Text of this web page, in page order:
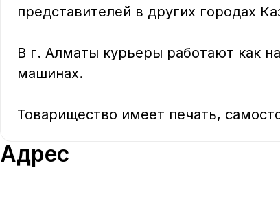
представителей в других городах
В г. Алматы курьеры работают как
машинах.
Товарищество имеет печать,
Адрес